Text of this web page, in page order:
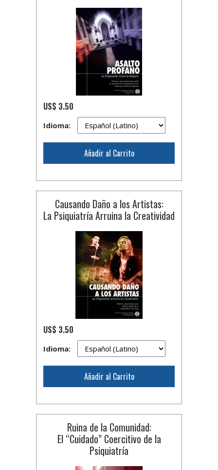
US$ 3.50
Idioma:
Añadir al Carrito
Causando Daño a los Artistas:
La Psiquiatría Arruina la Creatividad
US$ 3.50
Idioma:
Añadir al Carrito
Ruina de la Comunidad:
El “Cuidado” Coercitivo de la
Psiquiatría